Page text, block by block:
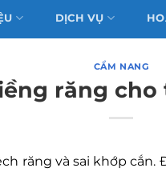
DỊCH VỤ
CẨM NANG
răng
răng và sai khớp